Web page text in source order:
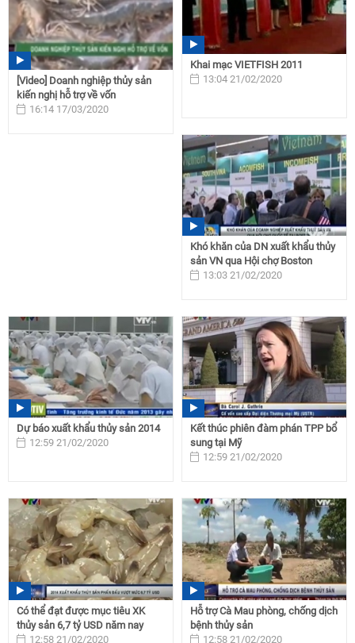
[Video] Doanh nghiệp thủy sản
kiến nghị hỗ trợ về vốn
16:14 17/03/2020
Khai mạc VIETFISH 2011
13:04 21/02/2020
Khó khăn của DN xuất khẩu thủy
sản VN qua Hội chợ Boston
13:03 21/02/2020
Dự báo xuất khẩu thủy sản 2014
12:59 21/02/2020
Kết thúc phiên đàm phán TPP bổ
sung tại Mỹ
12:59 21/02/2020
Có thể đạt được mục tiêu XK
thủy sản 6,7 tỷ USD năm nay
12:58 21/02/2020
Hỗ trợ Cà Mau phòng, chống dịch
bệnh thủy sản
12:58 21/02/2020